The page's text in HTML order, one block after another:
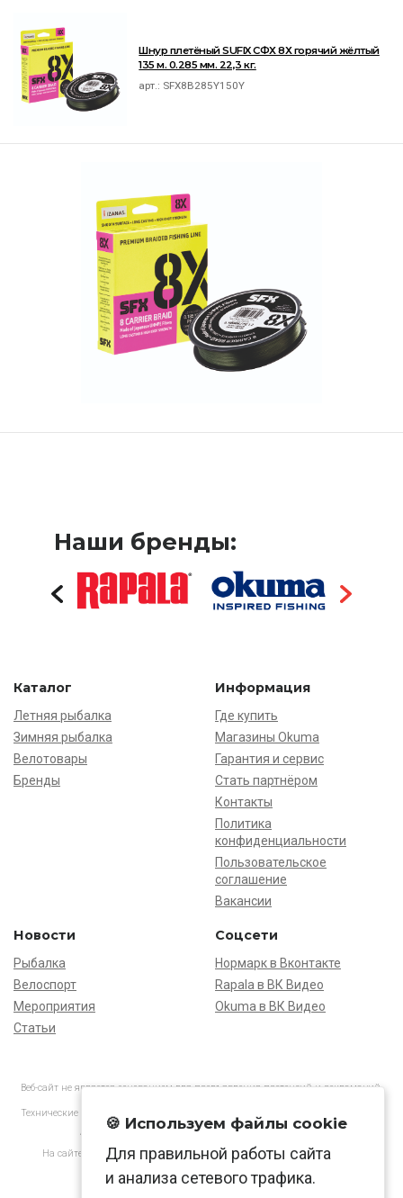
Шнур плетёный SUFIX СФХ 8Х горячий жёлтый
135 м. 0.285 мм. 22,3 кг.
арт.: SFX8B285Y150Y
Наши бренды:
Каталог
Летняя рыбалка
Зимняя рыбалка
Велотовары
Бренды
Информация
Где купить
Магазины Okuma
Гарантия и сервис
Стать партнёром
Контакты
Политика
конфиденциальности
Пользовательское
соглашение
Вакансии
Новости
Рыбалка
Велоспорт
Мероприятия
Статьи
Соцсети
Нормарк в Вконтакте
Rapala в ВК Видео
Okuma в ВК Видео
Веб-сайт не является основанием для предъявления претензий и рекламаций,
Технические характеристики товаров могут отличаться от указанных на сайте.
АО «Нормарк» ИНН 7728172512 ОГРН 1037739603505
На сайте применяютсярекомендательные технологиив соответствии
🍪 Используем файлы cookie
Для правильной работы сайта
и анализа сетевого трафика.